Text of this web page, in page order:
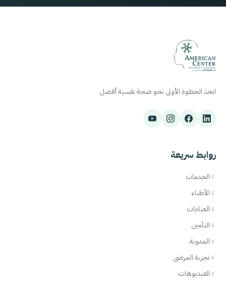
اتخذ الخطوة الأولى نحو صحة نفسية أفضل
روابط سريعة
الخدمات
الأطباء
العيادات
التأمين
المدونة
تجربة المرضى
الفيديوهات